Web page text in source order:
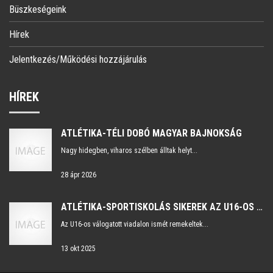
Büszkeségeink
Hírek
Jelentkezés/Működési hozzájárulás
HÍREK
ATLÉTIKA-TÉLI DOBÓ MAGYAR BAJNOKSÁG
Nagy hidegben, viharos szélben álltak helyt...
28 ápr 2026
ATLÉTIKA-SPORTISKOLÁS SIKEREK AZ U16-OS VÁLOGATOTT VIADALON
Az U16-os válogatott viadalon ismét remekeltek...
13 okt 2025